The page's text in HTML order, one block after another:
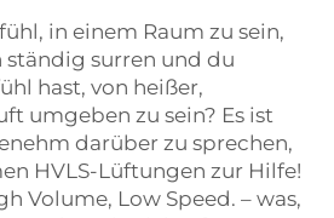
in einem Raum zu sein,
surren und du
hast, von heißer,
umgeben zu sein? Es ist
darüber zu sprechen,
HVLS-Lüftungen zur Hilfe!
Volume, Low Speed. – was,